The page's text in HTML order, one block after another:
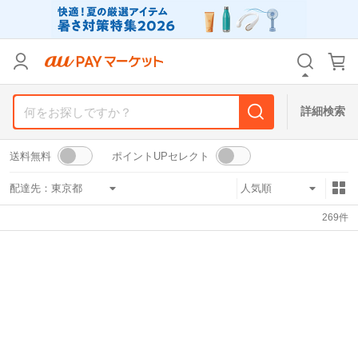
詳細検索
送料無料 ポイントUPセレクト
配達先：
269件
カテゴリ すべて
すべて
支払い方法 すべて
その他の条件
カテゴリ すべて
すべて
支払い方法 すべて
その他の条件